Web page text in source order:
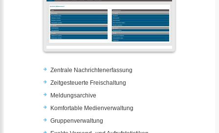
Zentrale Nachrichtenerfassung
Zeitgesteuerte Freischaltung
Meldungsarchive
Komfortable Medienverwaltung
Gruppenverwaltung